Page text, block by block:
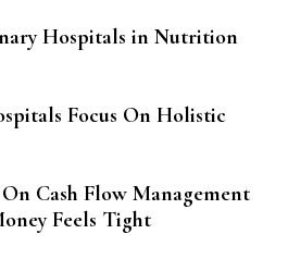
Hospitals in Nutrition
Focus On Holistic
Cash Flow Management
Feels Tight